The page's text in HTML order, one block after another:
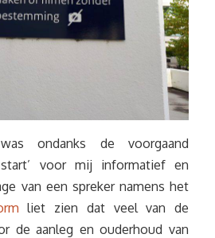
ondanks de voorgaand
start’ voor mij informatief en
van een spreker namens het
liet zien dat veel van de
de aanleg en ouderhoud van